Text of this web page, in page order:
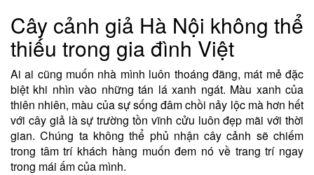
Cây cảnh giả Hà Nội không thể
thiếu trong gia đình Việt
Ai ai cũng muốn nhà mình luôn thoáng đãng, mát mẻ đặc
biệt khi nhìn vào những tán lá xanh ngát. Màu xanh của
thiên nhiên, màu của sự sống đâm chồi nảy lộc mà hơn hết
với cây giả là sự trường tồn vĩnh cửu luôn đẹp mãi với thời
gian. Chúng ta không thể phủ nhận cây cảnh sẽ chiếm
trong tâm trí khách hàng muốn đem nó về trang trí ngay
trong mái ấm của mình.